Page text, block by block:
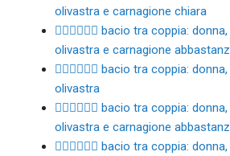
olivastra e carnagione chiara
👩🏽‍❤️‍💋‍👨🏼 bacio tra coppia:
olivastra e carnagione
👩🏽‍❤️‍💋‍👨🏽 bacio tra coppia:
olivastra
👩🏽‍❤️‍💋‍👨🏾 bacio tra coppia:
olivastra e carnagione
👩🏽‍❤️‍💋‍👨🏿 bacio tra coppia: